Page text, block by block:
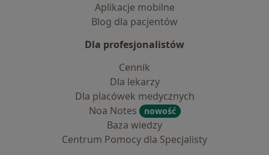
Aplikacje mobilne
Blog dla pacjentów
Dla profesjonalistów
Cennik
Dla lekarzy
Dla placówek medycznych
Noa Notes
nowość
Baza wiedzy
Centrum Pomocy dla Specjalisty